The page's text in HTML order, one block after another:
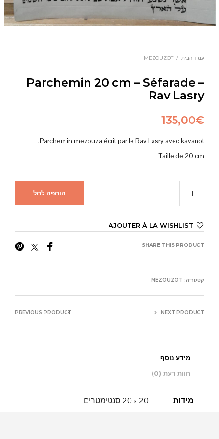
עמוד הבית /
MEZOUZOT
Parchemin 20 cm – Séfarade –
Rav Lasry
135,00€
Parchemin mezouza écrit par le Rav Lasry avec kavanot.
Taille de 20 cm
הוספה לסל
AJOUTER À LA WISHLIST
SHARE THIS PRODUCT
קטגוריה: MEZOUZOT
PREVIOUS PRODUCT NEXT PRODUCT
מידע נוסף
חוות דעת (0)
מידות 20 × 20 סנטימטרים